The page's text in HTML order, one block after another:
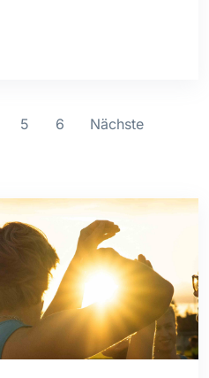
5 6 Nächste